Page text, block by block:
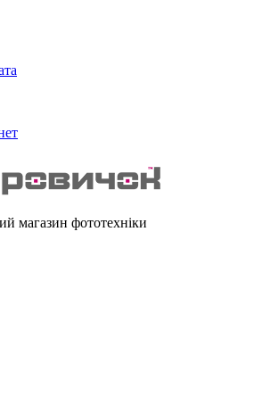
магазин фототехніки